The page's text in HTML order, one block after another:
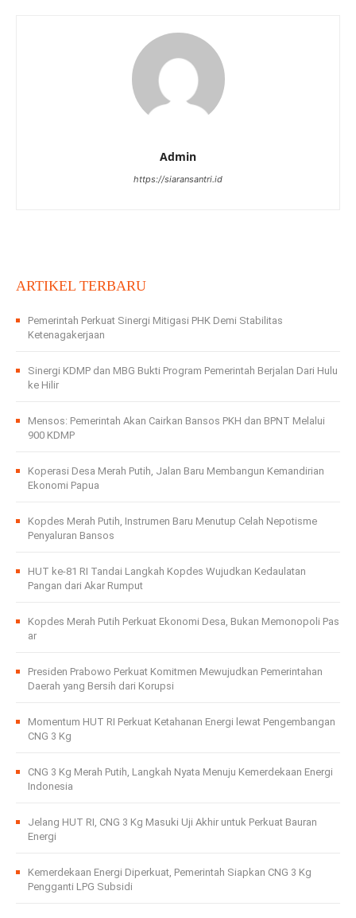
Admin
https://siaransantri.id
ARTIKEL TERBARU
Pemerintah Perkuat Sinergi Mitigasi PHK Demi Stabilitas
Ketenagakerjaan
Sinergi KDMP dan MBG Bukti Program Pemerintah Berjalan Dari Hulu
ke Hilir
Mensos: Pemerintah Akan Cairkan Bansos PKH dan BPNT Melalui
900 KDMP
Koperasi Desa Merah Putih, Jalan Baru Membangun Kemandirian
Ekonomi Papua
Kopdes Merah Putih, Instrumen Baru Menutup Celah Nepotisme
Penyaluran Bansos
HUT ke-81 RI Tandai Langkah Kopdes Wujudkan Kedaulatan
Pangan dari Akar Rumput
Kopdes Merah Putih Perkuat Ekonomi Desa, Bukan Memonopoli Pas
ar
Presiden Prabowo Perkuat Komitmen Mewujudkan Pemerintahan
Daerah yang Bersih dari Korupsi
Momentum HUT RI Perkuat Ketahanan Energi lewat Pengembangan
CNG 3 Kg
CNG 3 Kg Merah Putih, Langkah Nyata Menuju Kemerdekaan Energi
Indonesia
Jelang HUT RI, CNG 3 Kg Masuki Uji Akhir untuk Perkuat Bauran
Energi
Kemerdekaan Energi Diperkuat, Pemerintah Siapkan CNG 3 Kg
Pengganti LPG Subsidi